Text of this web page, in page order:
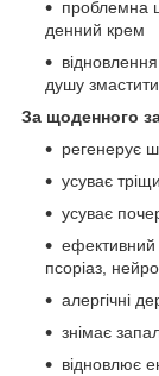
проблемна
денний крем
душу
За щоденного
регенерує
усуває
усуває
ефективний
псоріаз,
алергічні
знімає
відновлює